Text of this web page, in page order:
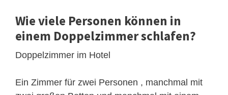
Wie viele Personen können in
einem Doppelzimmer schlafen?
Doppelzimmer im Hotel
Ein Zimmer für zwei Personen , manchmal mit